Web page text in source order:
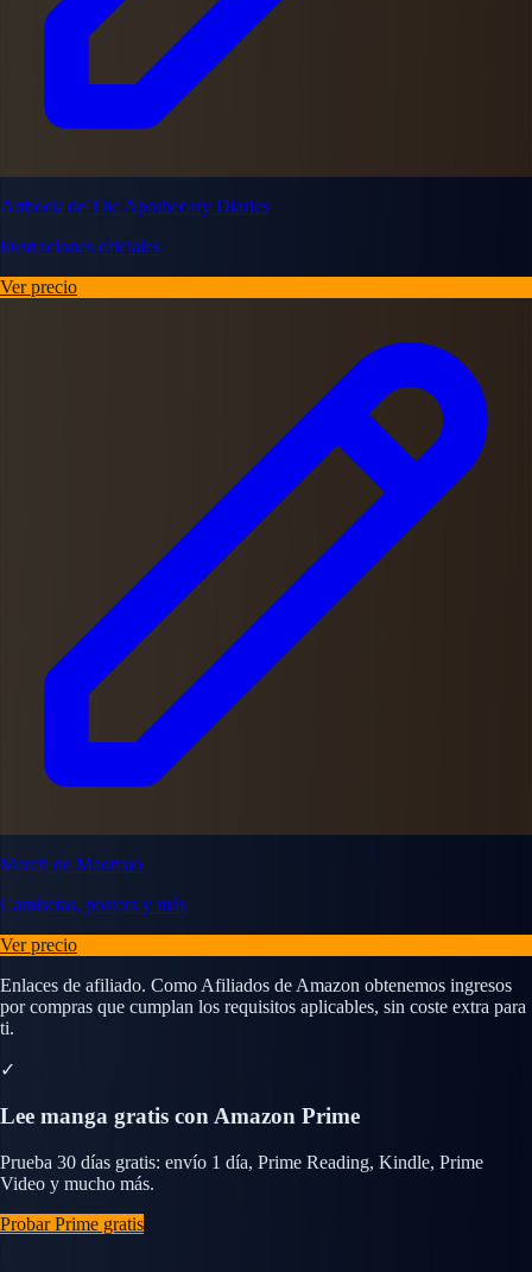
Artbook de The Apothecary Diaries
Ilustraciones oficiales
Ver precio
Merch de Maomao
Camisetas, posters y más
Ver precio
Enlaces de afiliado. Como Afiliados de Amazon obtenemos ingresos
por compras que cumplan los requisitos aplicables, sin coste extra para
ti.
✓
Lee manga gratis con Amazon Prime
Prueba 30 días gratis: envío 1 día, Prime Reading, Kindle, Prime
Video y mucho más.
Probar Prime gratis